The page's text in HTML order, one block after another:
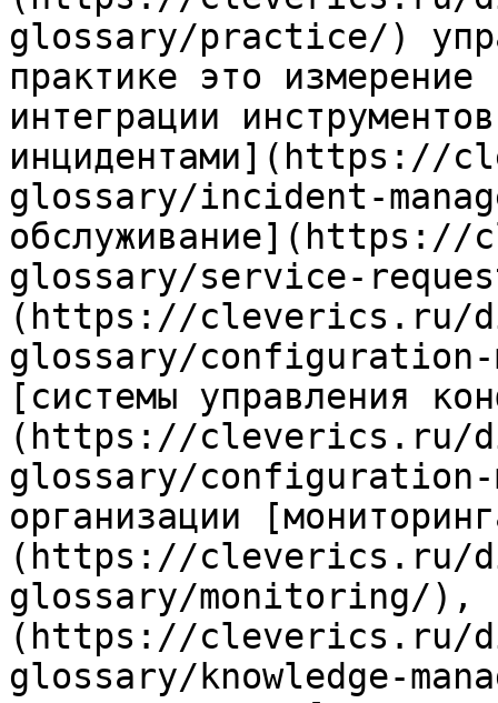
glossary/practice/)
практике это
интеграции
glossary/incident-
glossary/service-
(https://cleverics.ru/
glossary/configuration-
[системы управления
(https://cleverics.ru/
glossary/configuration-
организации
(https://cleverics.ru/
glossary/monitoring/), в
(https://cleverics.ru/
glossary/knowledge-